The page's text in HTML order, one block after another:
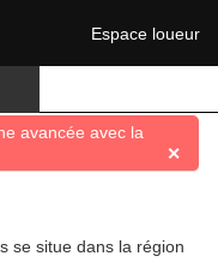
Espace loueur
avancée avec la
✕
se situe dans la région